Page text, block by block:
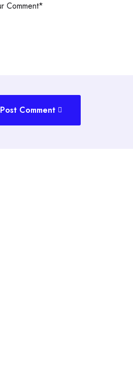
Post Comment